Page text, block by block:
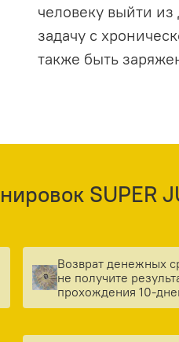
человеку выйти
задачу с
также быть
SUPER
Возврат денежных
не получите
прохождения 10-